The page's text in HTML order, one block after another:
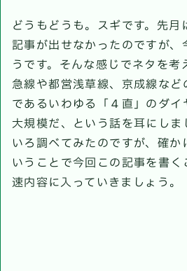
どうもどうも。スギです。先月
記事が出せなかったのですが、
うです。そんな感じでネタを考
急線や都営浅草線、京成線など
であるいわゆる「４直」のダイ
大規模だ、という話を耳にし
いろ調べてみたのですが、確か
いうことで今回この記事を書
速内容に入っていきましょう。